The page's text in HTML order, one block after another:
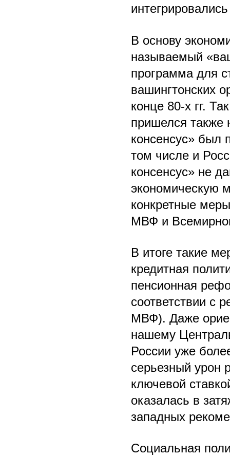
В основу
называемый
программа для
вашингтонских
конце 80-х гг.
пришелся также
консенсус» был
том числе и
консенсус» не
экономическую
конкретные
МВФ и
В итоге такие
кредитная
пенсионная
соответствии с
МВФ). Даже
нашему
России уже
серьезный урон
ключевой
оказалась в
западных
Социальная